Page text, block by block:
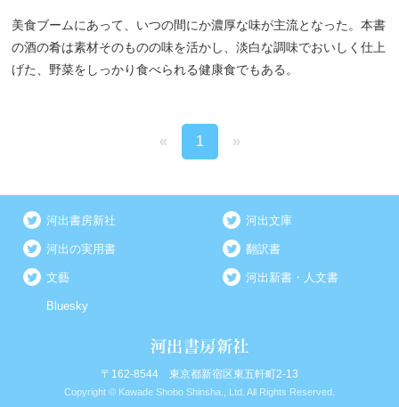
美食ブームにあって、いつの間にか濃厚な味が主流となった。本書
の酒の肴は素材そのものの味を活かし、淡白な調味でおいしく仕上
げた、野菜をしっかり食べられる健康食でもある。
« 1 »
河出書房新社 河出文庫
河出の実用書 翻訳書
文藝 河出新書・人文書
Bluesky
〒162-8544 東京都新宿区東五軒町2-13
Copyright © Kawade Shobo Shinsha., Ltd. All Rights Reserved.